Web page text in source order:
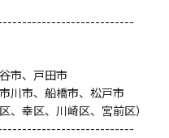
市、戸田市
川市、船橋市、松戸市
、幸区、川崎区、宮前区）